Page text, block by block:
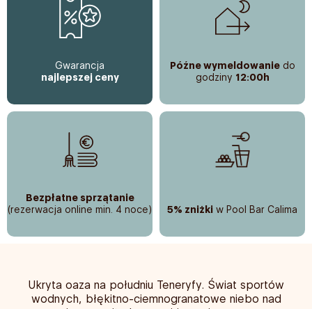
Gwarancja
najlepszej ceny
Późne wymeldowaniedo
godziny 12:00h
Bezpłatne sprzątanie
(rezerwacja online min. 4 noce)
5% zniżki w Pool Bar Calima
Ukryta oaza na południu Teneryfy. Świat sportów
wodnych, błękitno-ciemnogranatowe niebo nad